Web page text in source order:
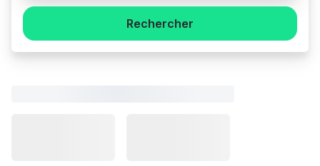
Rechercher